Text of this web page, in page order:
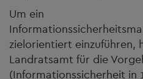
Um ein
zielorientiert einzuführen,
Landratsamt für die
(Informationssicherheit in